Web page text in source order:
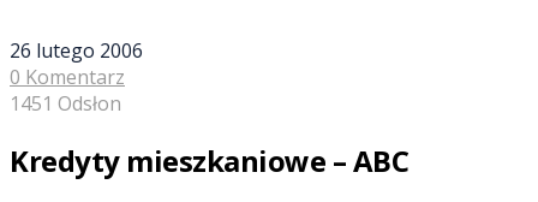
26 lutego 2006
0 Komentarz
1451 Odsłon
Kredyty mieszkaniowe – ABC